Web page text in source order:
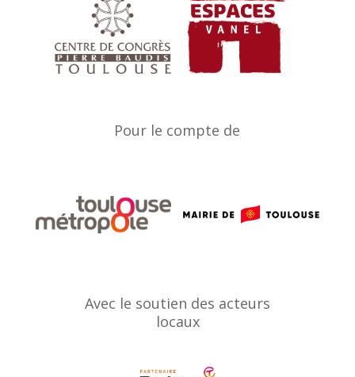
Pour le compte de
Avec le soutien des acteurs
locaux